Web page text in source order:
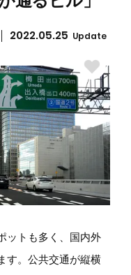
2022.05.25 Update
ットも多く、国内外
す。公共交通が縦横